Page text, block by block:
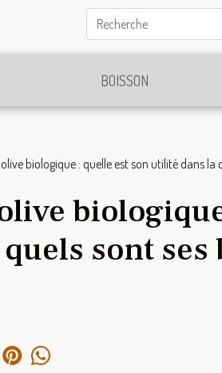
BOISSON
biologique : quelle est son utilité dans
sont